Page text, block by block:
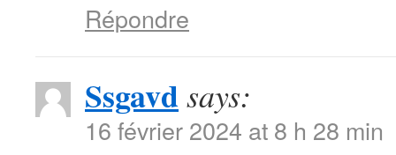
Répondre
Ssgavdsays:
16 février 2024 at 8 h 28 min